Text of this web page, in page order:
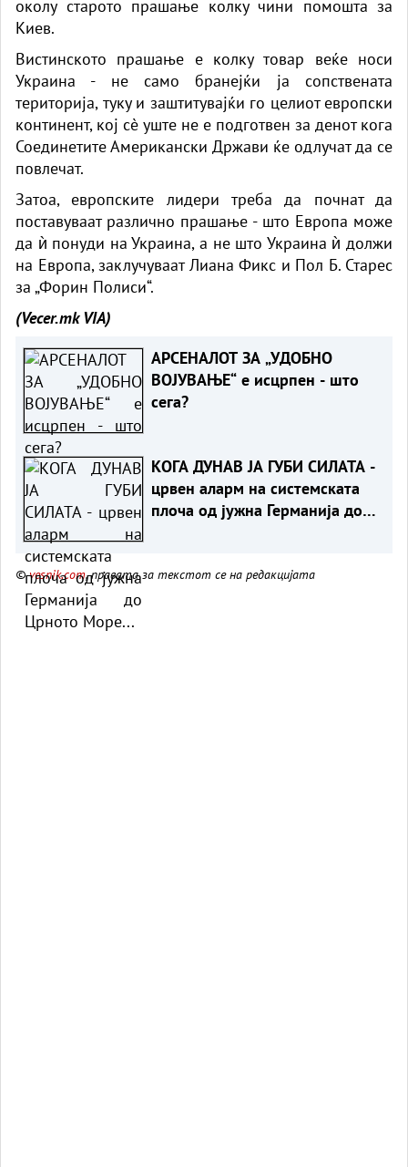
околу старото прашање колку чини помошта за
Киев.
Вистинското прашање е колку товар веќе носи
Украина - не само бранејќи ја сопствената
територија, туку и заштитувајќи го целиот европски
континент, кој сè уште не е подготвен за денот кога
Соединетите Американски Држави ќе одлучат да се
повлечат.
Затоа, европските лидери треба да почнат да
поставуваат различно прашање - што Европа може
да ѝ понуди на Украина, а не што Украина ѝ должи
на Европа, заклучуваат Лиана Фикс и Пол Б. Старес
за „Форин Полиси“.
(Vecer.mkVIA)
АРСЕНАЛОТ ЗА „УДОБНО
ВОЈУВАЊЕ“ е исцрпен - што
сега?
КОГА ДУНАВ ЈА ГУБИ СИЛАТА -
црвен аларм на системската
плоча од јужна Германија до
©vesnik.com, правата за текстот се на редакцијата